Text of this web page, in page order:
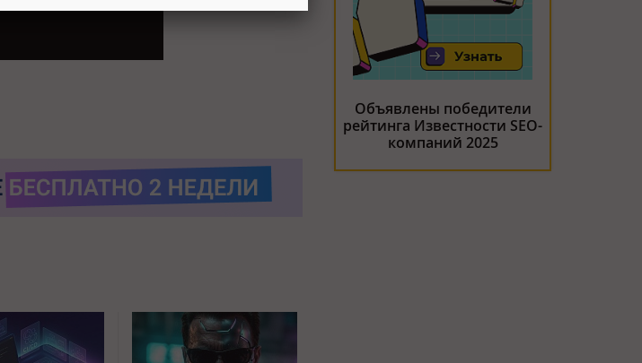
Объявлены победители
рейтинга Известности SEO-
компаний 2025